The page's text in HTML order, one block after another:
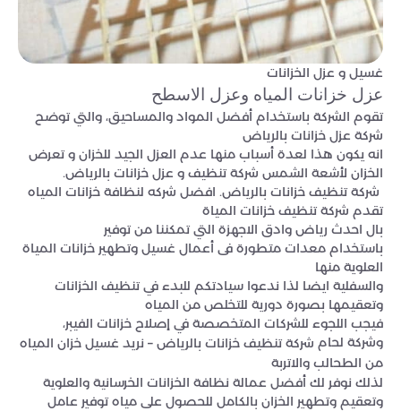
غسيل و عزل الخزانات
عزل خزانات المياه وعزل الاسطح
تقوم الشركة باستخدام أفضل المواد والمساحيق، والتي توضح
شركة عزل خزانات بالرياض
انه يكون هذا لعدة أسباب منها عدم العزل الجيد للخزان و تعرض
الخزان لأشعة الشمس شركة تنظيف و عزل خزانات بالرياض.
شركة تنظيف خزانات بالرياض. افضل شركه لنظافة خزانات المياه
تقدم شركة تنظيف خزانات المياة
بال احدث رياض وادق الاجهزة التي تمكننا من توفير
باستخدام معدات متطورة فى أعمال غسيل وتطهير خزانات المياة
العلوية منها
والسفلية ايضا لذا ندعوا سيادتكم للبدء في تنظيف الخزانات
وتعقيمها بصورة دورية للتخلص من المياه
فيجب اللجوء للشركات المتخصصة في إصلاح خزانات الفيبر،
وشركة لحام شركة تنظيف خزانات بالرياض – نريد غسيل خزان المياه
من الطحالب والاتربة
لذلك نوفر لك أفضل عمالة نظافة الخزانات الخرسانية والعلوية
وتعقيم وتطهير الخزان بالكامل للحصول على مياه توفير عامل